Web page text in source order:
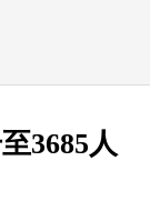
3685人